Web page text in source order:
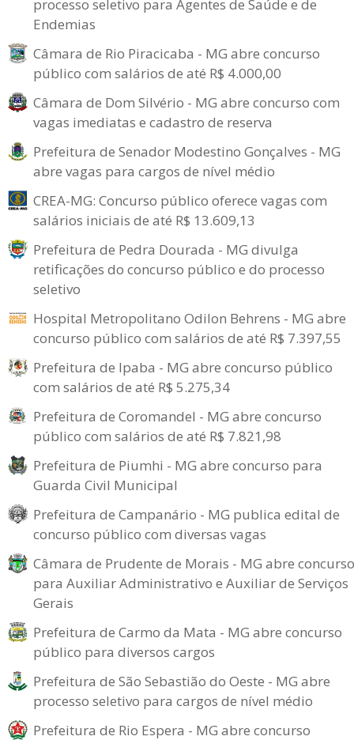
processo seletivo para Agentes de Saúde e de
Endemias
Câmara de Rio Piracicaba - MG abre concurso
público com salários de até R$ 4.000,00
Câmara de Dom Silvério - MG abre concurso com
vagas imediatas e cadastro de reserva
Prefeitura de Senador Modestino Gonçalves - MG
abre vagas para cargos de nível médio
CREA-MG: Concurso público oferece vagas com
salários iniciais de até R$ 13.609,13
Prefeitura de Pedra Dourada - MG divulga
retificações do concurso público e do processo
seletivo
Hospital Metropolitano Odilon Behrens - MG abre
concurso público com salários de até R$ 7.397,55
Prefeitura de Ipaba - MG abre concurso público
com salários de até R$ 5.275,34
Prefeitura de Coromandel - MG abre concurso
público com salários de até R$ 7.821,98
Prefeitura de Piumhi - MG abre concurso para
Guarda Civil Municipal
Prefeitura de Campanário - MG publica edital de
concurso público com diversas vagas
Câmara de Prudente de Morais - MG abre concurso
para Auxiliar Administrativo e Auxiliar de Serviços
Gerais
Prefeitura de Carmo da Mata - MG abre concurso
público para diversos cargos
Prefeitura de São Sebastião do Oeste - MG abre
processo seletivo para cargos de nível médio
Prefeitura de Rio Espera - MG abre concurso